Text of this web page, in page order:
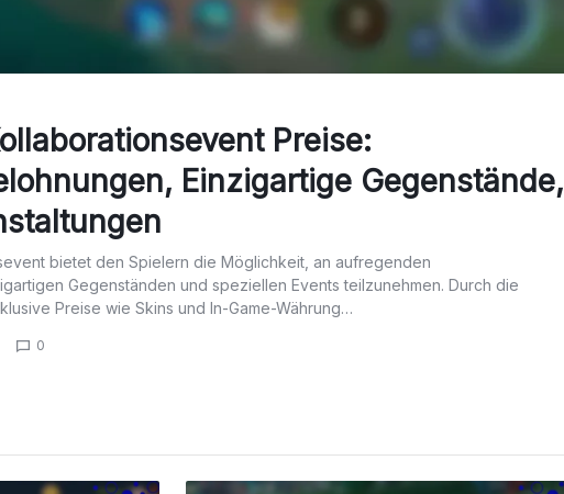
Preise:
Einzigartige Gegenstände,
bietet den Spielern die Möglichkeit, an aufregenden
Gegenständen und speziellen Events teilzunehmen. Durch die
Preise wie Skins und In-Game-Währung…
0